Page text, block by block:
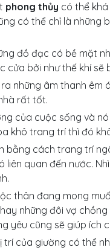
phong thủy có thể
có thể chỉ là những
đồ đạc có bề mặt
cửa bởi như thế khí sẽ
những âm thanh
rất tốt.
của cuộc sống và
khô trang trí thì đó
bằng cách trang trí
liên quan đến nước.
thân đang mong
những đôi vợ
yêu cũng sẽ giúp ích
trí của giường có thể